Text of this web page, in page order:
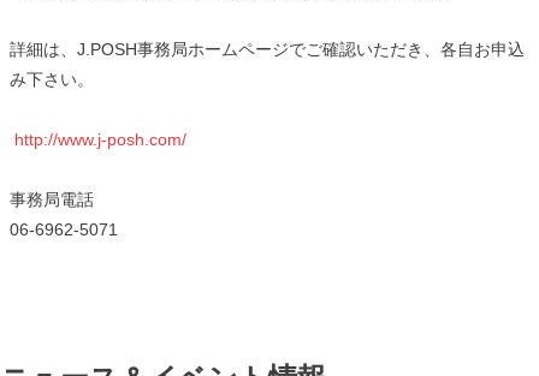
詳細は、J.POSH事務局ホームページでご確認いただき、各自お申込
み下さい。
http://www.j-posh.com/
事務局電話
06-6962-5071